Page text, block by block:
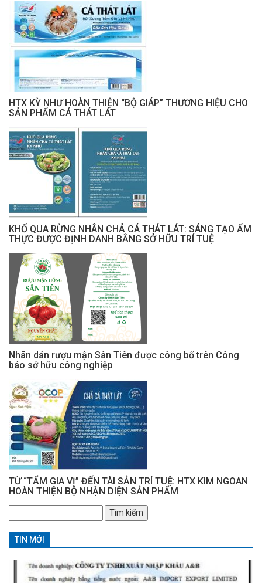
HTX KỲ NHƯ HOÀN THIỆN “BỘ GIÁP” THƯƠNG HIỆU CHO
SẢN PHẨM CÁ THÁT LÁT
KHỔ QUA RỪNG NHÂN CHẢ CÁ THÁT LÁT: SÁNG TẠO ẨM
THỰC ĐƯỢC ĐỊNH DANH BẰNG SỞ HỮU TRÍ TUỆ
Nhãn dán rượu mận Sân Tiên được công bố trên Công
báo sở hữu công nghiệp
TỪ “TẨM GIA VỊ” ĐẾN TÀI SẢN TRÍ TUỆ: HTX KIM NGOAN
HOÀN THIỆN BỘ NHẬN DIỆN SẢN PHẨM
kiếm
cho:
TIN MỚI